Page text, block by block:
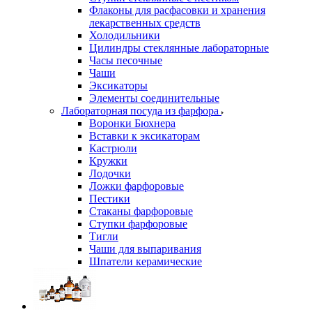
Флаконы для расфасовки и хранения
лекарственных средств
Холодильники
Цилиндры стеклянные лабораторные
Часы песочные
Чаши
Эксикаторы
Элементы соединительные
Лабораторная посуда из фарфора
Воронки Бюхнера
Вставки к эксикаторам
Кастрюли
Кружки
Лодочки
Ложки фарфоровые
Пестики
Стаканы фарфоровые
Ступки фарфоровые
Тигли
Чаши для выпаривания
Шпатели керамические